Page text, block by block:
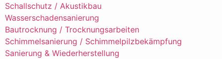
Schallschutz / Akustikbau
Wasserschadensanierung
Bautrocknung / Trocknungsarbeiten
Schimmelsanierung / Schimmelpilzbekämpfung
Sanierung & Wiederherstellung